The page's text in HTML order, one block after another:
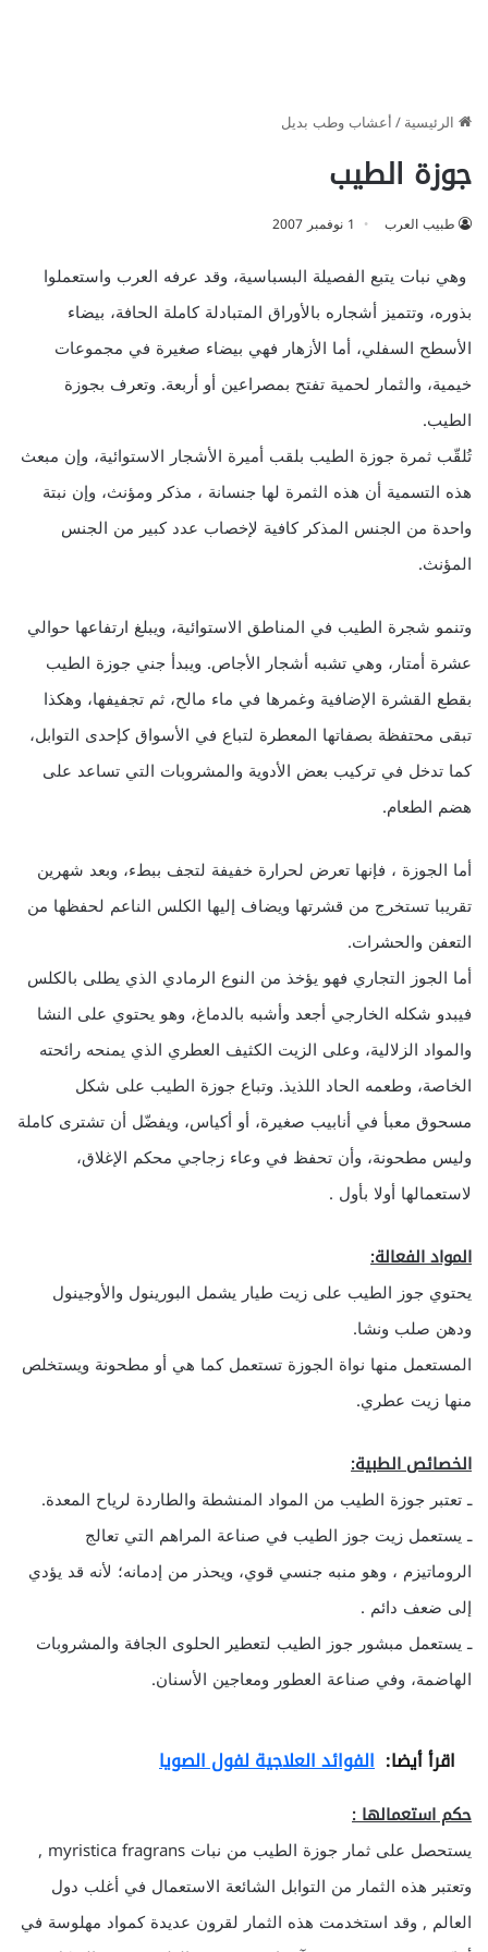
الرئيسية/أعشاب وطب بديل
جوزة الطيب
طبيب العرب 1 نوفمبر 2007
وهي نبات يتبع الفصيلة البسباسية، وقد عرفه العرب واستعملوا
بذوره، وتتميز أشجاره بالأوراق المتبادلة كاملة الحافة، بيضاء
الأسطح السفلي، أما الأزهار فهي بيضاء صغيرة في مجموعات
خيمية، والثمار لحمية تفتح بمصراعين أو أربعة. وتعرف بجوزة
الطيب.
تُلقّب ثمرة جوزة الطيب بلقب أميرة الأشجار الاستوائية، وإن مبعث
هذه التسمية أن هذه الثمرة لها جنسانة ، مذكر ومؤنث، وإن نبتة
واحدة من الجنس المذكر كافية لإخصاب عدد كبير من الجنس
المؤنث.
وتنمو شجرة الطيب في المناطق الاستوائية، ويبلغ ارتفاعها حوالي
عشرة أمتار، وهي تشبه أشجار الأجاص. ويبدأ جني جوزة الطيب
بقطع القشرة الإضافية وغمرها في ماء مالح، ثم تجفيفها، وهكذا
تبقى محتفظة بصفاتها المعطرة لتباع في الأسواق كإحدى التوابل،
كما تدخل في تركيب بعض الأدوية والمشروبات التي تساعد على
هضم الطعام.
أما الجوزة ، فإنها تعرض لحرارة خفيفة لتجف ببطء، وبعد شهرين
تقريبا تستخرج من قشرتها ويضاف إليها الكلس الناعم لحفظها من
التعفن والحشرات.
أما الجوز التجاري فهو يؤخذ من النوع الرمادي الذي يطلى بالكلس
فيبدو شكله الخارجي أجعد وأشبه بالدماغ، وهو يحتوي على النشا
والمواد الزلالية، وعلى الزيت الكثيف العطري الذي يمنحه رائحته
الخاصة، وطعمه الحاد اللذيذ. وتباع جوزة الطيب على شكل
مسحوق معبأ في أنابيب صغيرة، أو أكياس، ويفضّل أن تشترى كاملة
وليس مطحونة، وأن تحفظ في وعاء زجاجي محكم الإغلاق،
لاستعمالها أولا بأول .
المواد الفعالة:
يحتوي جوز الطيب على زيت طيار يشمل البورينول والأوجينول
ودهن صلب ونشا.
المستعمل منها نواة الجوزة تستعمل كما هي أو مطحونة ويستخلص
منها زيت عطري.
الخصائص الطبية:
ـ تعتبر جوزة الطيب من المواد المنشطة والطاردة لرياح المعدة.
ـ يستعمل زيت جوز الطيب في صناعة المراهم التي تعالج
الروماتيزم ، وهو منبه جنسي قوي، ويحذر من إدمانه؛ لأنه قد يؤدي
إلى ضعف دائم .
ـ يستعمل مبشور جوز الطيب لتعطير الحلوى الجافة والمشروبات
الهاضمة، وفي صناعة العطور ومعاجين الأسنان.
اقرأ أيضا: الفوائد العلاجية لفول الصويا
حكم استعمالها :
يستحصل على ثمار جوزة الطيب من نبات myristica fragrans ,
وتعتبر هذه الثمار من التوابل الشائعة الاستعمال في أغلب دول
العالم , وقد استخدمت هذه الثمار لقرون عديدة كمواد مهلوسة في